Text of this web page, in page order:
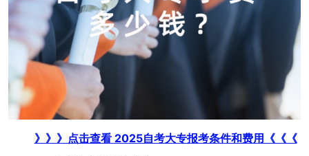
》》》点击查看 2025自考大专报考条件和费用《《《